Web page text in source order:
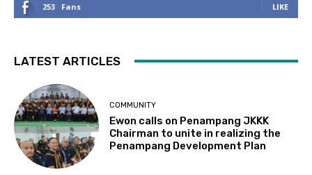
253 Fans LIKE
LATEST ARTICLES
COMMUNITY
Ewon calls on Penampang JKKK
Chairman to unite in realizing the
Penampang Development Plan